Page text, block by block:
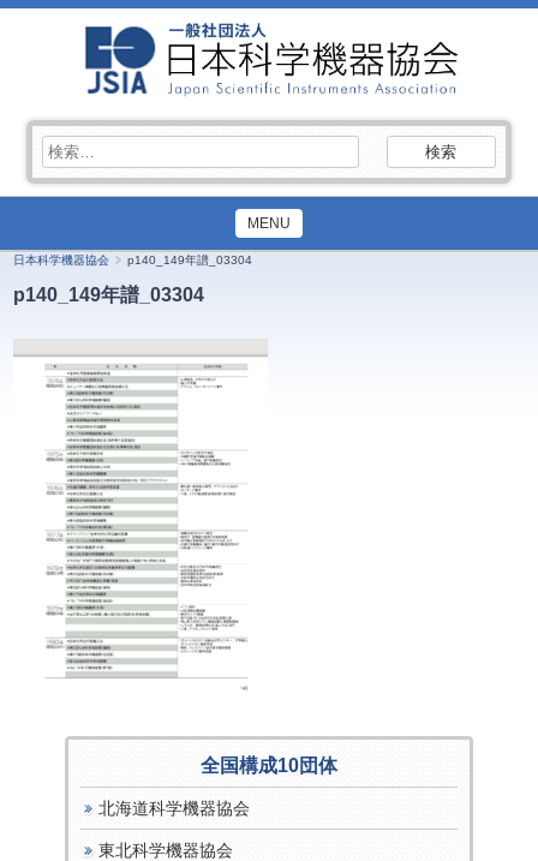
索:
MENU
日本科学機器協会 p140_149年譜_03304
p140_149年譜_03304
全国構成10団体
北海道科学機器協会
東北科学機器協会